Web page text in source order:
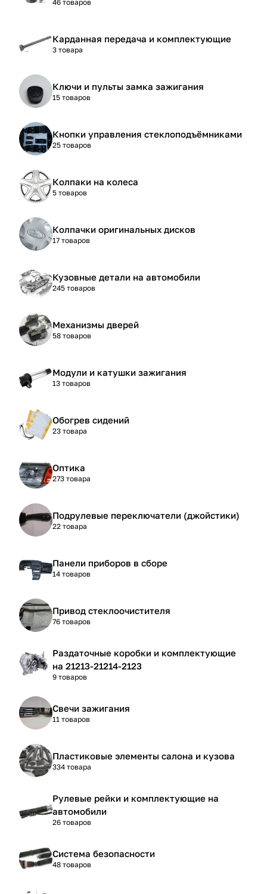
46 товаров
Карданная передача и комплектующие
3 товара
Ключи и пульты замка зажигания
15 товаров
Кнопки управления стеклоподъёмниками
25 товаров
Колпаки на колеса
5 товаров
Колпачки оригинальных дисков
17 товаров
Кузовные детали на автомобили
245 товаров
Механизмы дверей
58 товаров
Модули и катушки зажигания
13 товаров
Обогрев сидений
23 товара
Оптика
273 товара
Подрулевые переключатели (джойстики)
22 товара
Панели приборов в сборе
14 товаров
Привод стеклоочистителя
76 товаров
Раздаточные коробки и комплектующие
на 21213-21214-2123
9 товаров
Свечи зажигания
11 товаров
Пластиковые элементы салона и кузова
334 товара
Рулевые рейки и комплектующие на
автомобили
26 товаров
Система безопасности
48 товаров